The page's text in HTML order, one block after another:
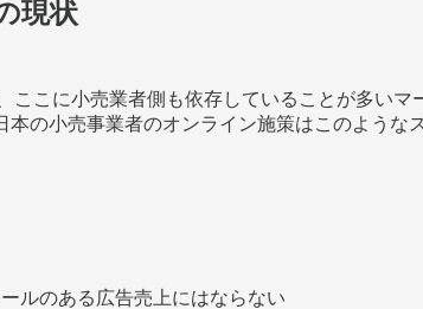
現状
こに小売業者側も依存していることが多い
の小売事業者のオンライン施策はこのような
ルのある広告売上にはならない